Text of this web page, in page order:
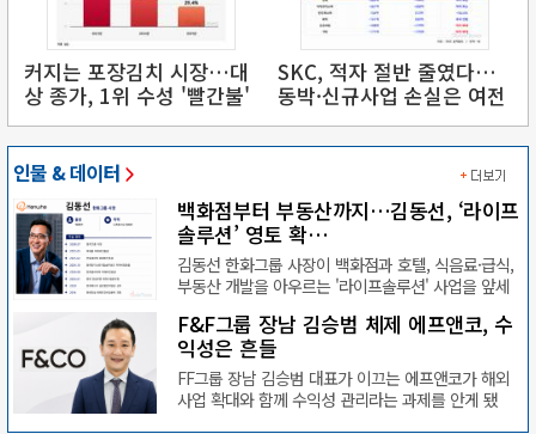
커지는 포장김치 시장…대
상 종가, 1위 수성 '빨간불'
SKC, 적자 절반 줄였다…
동박·신규사업 손실은 여전
인물 & 데이터
백화점부터 부동산까지…김동선, ‘라이프
솔루션’ 영토 확…
김동선 한화그룹 사장이 백화점과 호텔, 식음료·급식,
부동산 개발을 아우르는 '라이프솔루션' 사업을 앞세
F&F그룹 장남 김승범 체제 에프앤코, 수
익성은 흔들
FF그룹 장남 김승범 대표가 이끄는 에프앤코가 해외
사업 확대와 함께 수익성 관리라는 과제를 안게 됐